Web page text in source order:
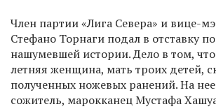
Член партии «Лига Севера» и вице-
Стефано Торнаги подал в отставку
нашумевшей истории. Дело в том,
летняя женщина, мать троих детей,
полученных ножевых ранений. На
сожитель, марокканец Мустафа